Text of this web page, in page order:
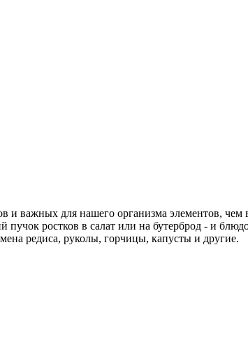
важных для нашего организма элементов, чем
ростков в салат или на бутерброд - и
редиса, руколы, горчицы, капусты и другие.